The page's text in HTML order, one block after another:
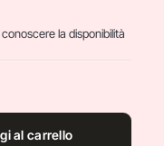
la disponibilità
al carrello